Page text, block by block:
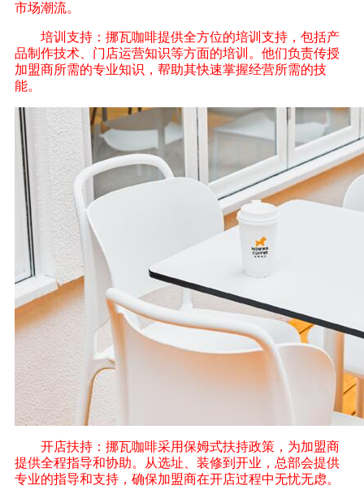
市场潮流。
培训支持：挪瓦咖啡提供全方位的培训支持，包括产
品制作技术、门店运营知识等方面的培训。他们负责传授
加盟商所需的专业知识，帮助其快速掌握经营所需的技
能。
开店扶持：挪瓦咖啡采用保姆式扶持政策，为加盟商
提供全程指导和协助。从选址、装修到开业，总部会提供
专业的指导和支持，确保加盟商在开店过程中无忧无虑。